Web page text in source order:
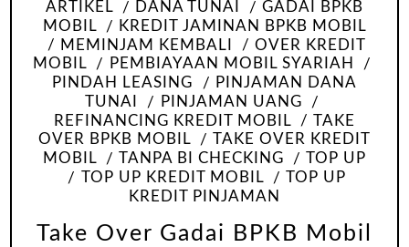
ARTIKEL
DANA TUNAI
GADAI BPKB
MOBIL
KREDIT JAMINAN BPKB MOBIL
MEMINJAM KEMBALI
OVER KREDIT
MOBIL
PEMBIAYAAN MOBIL SYARIAH
PINDAH LEASING
PINJAMAN DANA
TUNAI
PINJAMAN UANG
REFINANCING KREDIT MOBIL
TAKE
OVER BPKB MOBIL
TAKE OVER KREDIT
MOBIL
TANPA BI CHECKING
TOP UP
TOP UP KREDIT MOBIL
TOP UP
KREDIT PINJAMAN
Take Over Gadai BPKB Mobil